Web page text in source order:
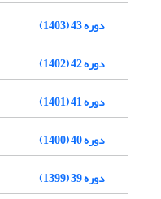
دوره 43 (1403)
دوره 42 (1402)
دوره 41 (1401)
دوره 40 (1400)
دوره 39 (1399)